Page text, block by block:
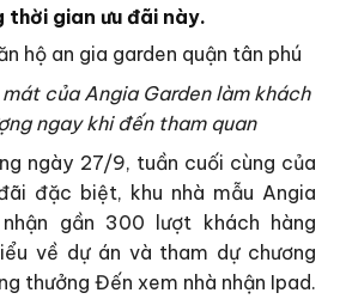
thời gian ưu đãi này.
của Angia Garden làm khách
ngay khi đến tham quan
ngày 27/9, tuần cuối cùng của
đặc biệt, khu nhà mẫu Angia
gần 300 lượt khách hàng
về dự án và tham dự chương
thưởng Đến xem nhà nhận Ipad.